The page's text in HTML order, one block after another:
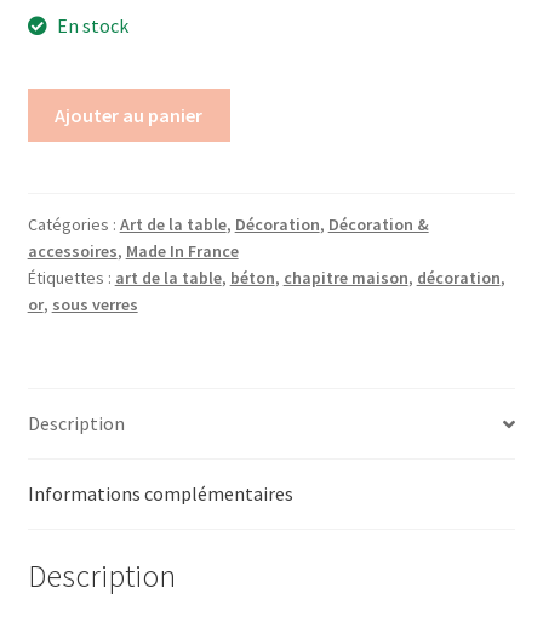
En stock
Ajouter au panier
Catégories : Art de la table, Décoration, Décoration &
accessoires, Made In France
Étiquettes : art de la table, béton, chapitre maison, décoration,
or, sous verres
Description
Informations complémentaires
Description